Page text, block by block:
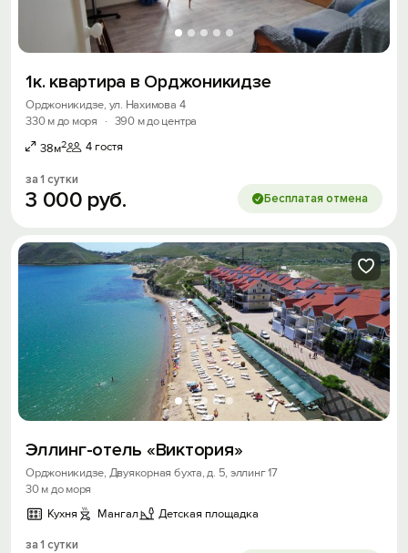
1к. квартира в Орджоникидзе
Орджоникидзе, ул. Нахимова 4
330 м до моря
· 390 м до центра
38м2 4 гостя
за 1 сутки
3 000 руб. Бесплатая отмена
Эллинг-отель «Виктория»
Орджоникидзе, Двуякорная бухта, д. 5, эллинг 17
30 м до моря
Кухня
Мангал Детская площадка
за 1 сутки